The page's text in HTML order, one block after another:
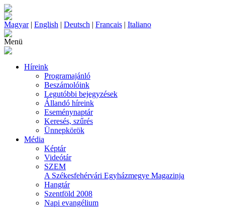
Magyar| English | Deutsch | Francais | Italiano
Menü
Híreink
Programajánló
Beszámolóink
Legutóbbi bejegyzések
Állandó híreink
Eseménynaptár
Keresés, szűrés
Ünnepkörök
Média
Képtár
Videótár
SZEM
A Székesfehérvári Egyházmegye Magazinja
Hangtár
Szentföld 2008
Napi evangélium